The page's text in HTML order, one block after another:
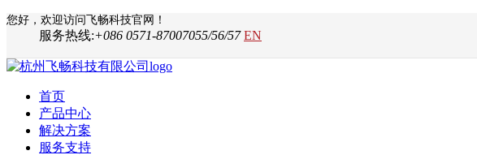
您好，欢迎访问飞畅科技官网！
服务热线:+086 0571-87007055/56/57 EN
首页
产品中心
解决方案
服务支持